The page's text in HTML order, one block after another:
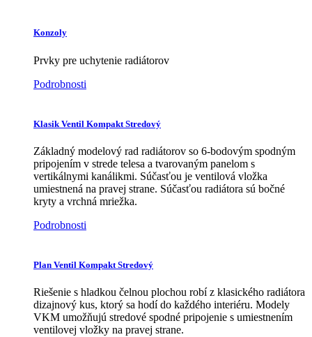
Konzoly
Prvky pre uchytenie radiátorov
Podrobnosti
Klasik Ventil Kompakt Stredový
Základný modelový rad radiátorov so 6-bodovým spodným
pripojením v strede telesa a tvarovaným panelom s
vertikálnymi kanálikmi. Súčasťou je ventilová vložka
umiestnená na pravej strane. Súčasťou radiátora sú bočné
kryty a vrchná mriežka.
Podrobnosti
Plan Ventil Kompakt Stredový
Riešenie s hladkou čelnou plochou robí z klasického radiátora
dizajnový kus, ktorý sa hodí do každého interiéru. Modely
VKM umožňujú stredové spodné pripojenie s umiestnením
ventilovej vložky na pravej strane.